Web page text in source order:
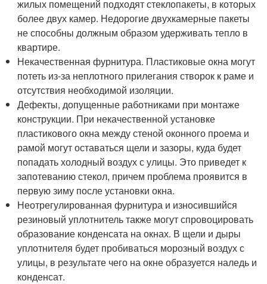
жилых помещений подходят стеклопакеты, в которых
более двух камер. Недорогие двухкамерные пакеты
не способны должным образом удерживать тепло в
квартире.
Некачественная фурнитура. Пластиковые окна могут
потеть из-за неплотного прилегания створок к раме и
отсутствия необходимой изоляции.
Дефекты, допущенные работниками при монтаже
конструкции. При некачественной установке
пластикового окна между стеной оконного проема и
рамой могут оставаться щели и зазоры, куда будет
попадать холодный воздух с улицы. Это приведет к
запотеванию стекол, причем проблема проявится в
первую зиму после установки окна.
Неотрегулированная фурнитура и износившийся
резиновый уплотнитель также могут спровоцировать
образование конденсата на окнах. В щели и дыры
уплотнителя будет пробиваться морозный воздух с
улицы, в результате чего на окне образуется наледь и
конденсат.